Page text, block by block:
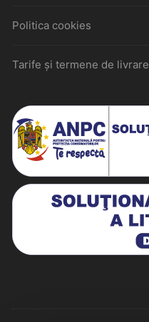
Politica cookies
Tarife și termene de livrare